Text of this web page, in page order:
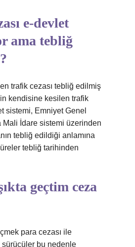
e-devlet
ama tebliğ
trafik cezası tebliğ edilmiş
kendisine kesilen trafik
sistemi, Emniyet Genel
Mali İdare sistemi üzerinden
tebliğ edildiği anlamına
tebliğ tarihinden
geçtim ceza
para cezası ile
sürücüler bu nedenle